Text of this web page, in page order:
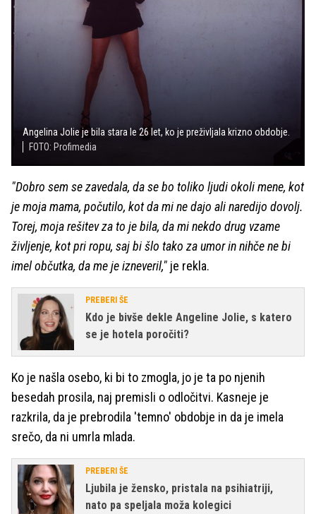
Angelina Jolie je bila stara le 26 let, ko je preživljala krizno obdobje.
FOTO: Profimedia
"Dobro sem se zavedala, da se bo toliko ljudi okoli mene, kot
je moja mama, počutilo, kot da mi ne dajo ali naredijo dovolj.
Torej, moja rešitev za to je bila, da mi nekdo drug vzame
življenje, kot pri ropu, saj bi šlo tako za umor in nihče ne bi
imel občutka, da me je izneveril," je rekla.
PREBERI ŠE
Kdo je bivše dekle Angeline Jolie, s katero
se je hotela poročiti?
Ko je našla osebo, ki bi to zmogla, jo je ta po njenih
besedah prosila, naj premisli o odločitvi. Kasneje je
razkrila, da je prebrodila 'temno' obdobje in da je imela
srečo, da ni umrla mlada.
PREBERI ŠE
Ljubila je žensko, pristala na psihiatriji,
nato pa speljala moža kolegici